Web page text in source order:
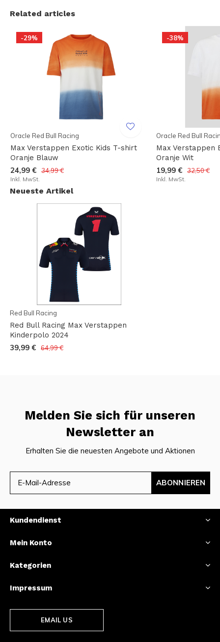
Related articles
-29%
Oracle Red Bull Racing
Max Verstappen Exotic Kids T-shirt
Oranje Blauw
24,99 € 34,99 €
Inkl. MwSt.
-38%
Oracle Red Bull
Max Verstappen
Oranje Wit
19,99 € 32,50 €
Inkl. MwSt.
Neueste Artikel
Red Bull Racing
Red Bull Racing Max Verstappen
Kinderpolo 2024
39,99 € 64,99 €
Melden Sie sich für unseren
Newsletter an
Erhalten Sie die neuesten Angebote und Aktionen
ABONNIEREN
Kundendienst
Mein Konto
Kategorien
Impressum
EMAIL US